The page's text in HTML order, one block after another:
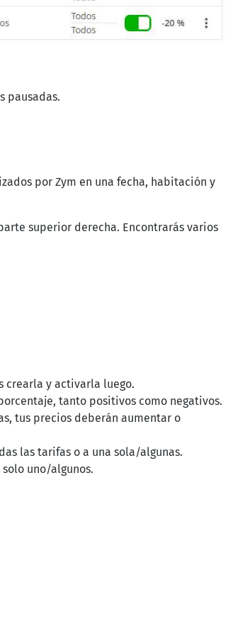
pausadas.
por Zym en una fecha, habitación y
superior derecha. Encontrarás varios
crearla y activarla luego.
tanto positivos como negativos.
tus precios deberán aumentar o
las tarifas o a una sola/algunas.
uno/algunos.